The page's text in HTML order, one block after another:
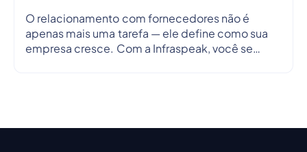
O relacionamento com fornecedores não é
apenas mais uma tarefa — ele define como sua
empresa cresce. Com a Infraspeak, você se